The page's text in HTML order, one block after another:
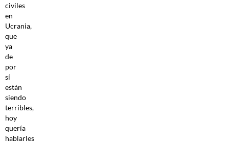
civiles
en
Ucrania,
que
ya
de
por
sí
están
siendo
terribles,
hoy
quería
hablarles